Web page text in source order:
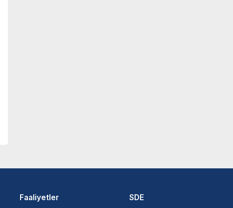
Faaliyetler SDE